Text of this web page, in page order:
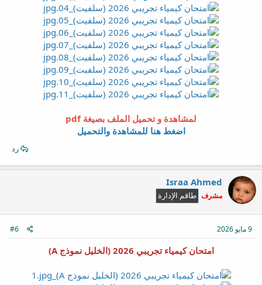
لمشاهدة و تحميل الملف بصيغة pdf
اضغط هنا للمشاهدة والتحميل
رد
Israa Ahmed
مشرف طاقم الإدارة
9 مايو 2026 #6
امتحان كيمياء تجريبي 2026 (الخليل نموذج A)